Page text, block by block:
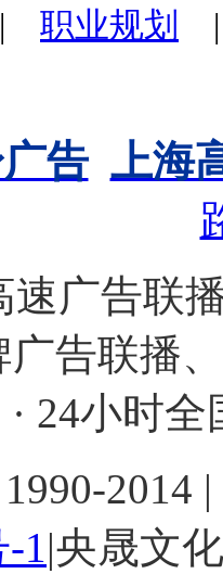
职业规划
告 上海
速广告联
广告联播
24小时
2014
1|央晟文